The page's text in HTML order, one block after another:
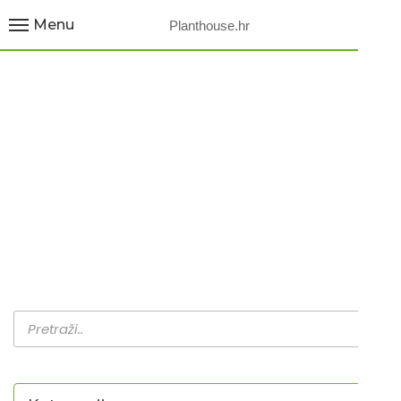
Planthouse.hr
Menu